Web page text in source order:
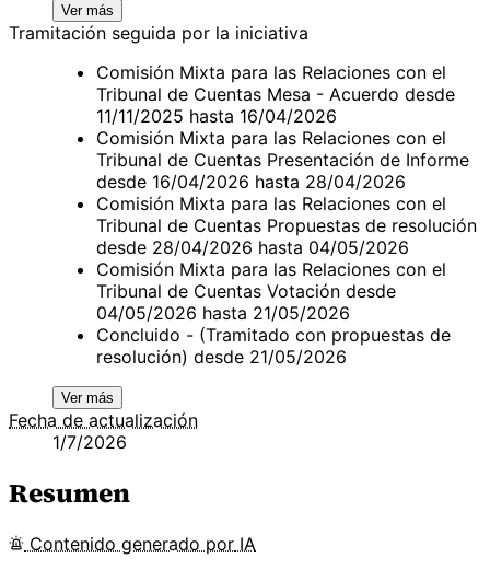
Ver más
Tramitación seguida por la iniciativa
Comisión Mixta para las Relaciones con el
Tribunal de Cuentas Mesa - Acuerdo desde
11/11/2025 hasta 16/04/2026
Comisión Mixta para las Relaciones con el
Tribunal de Cuentas Presentación de Informe
desde 16/04/2026 hasta 28/04/2026
Comisión Mixta para las Relaciones con el
Tribunal de Cuentas Propuestas de resolución
desde 28/04/2026 hasta 04/05/2026
Comisión Mixta para las Relaciones con el
Tribunal de Cuentas Votación desde
04/05/2026 hasta 21/05/2026
Concluido - (Tramitado con propuestas de
resolución) desde 21/05/2026
Ver más
Fecha de actualización
1/7/2026
Resumen
Contenido generado por IA